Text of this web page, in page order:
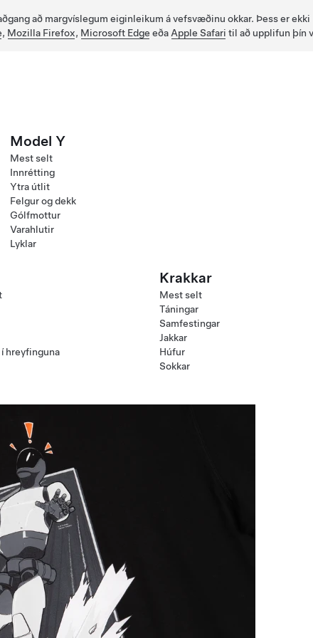
að margvíslegum eiginleikum á vefsvæðinu okkar. Þess er
, Mozilla Firefox, Microsoft Edge eða Apple Safari til að upplifun þín
Model Y
Mest selt
Innrétting
Ytra útlit
Felgur og dekk
Gólfmottur
Varahlutir
Lyklar
í hreyfinguna
Krakkar
Mest selt
Táningar
Samfestingar
Jakkar
Húfur
Sokkar